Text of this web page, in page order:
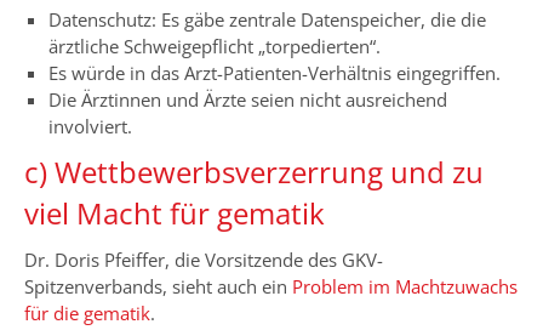
Datenschutz: Es gäbe zentrale Datenspeicher, die die
ärztliche Schweigepflicht „torpedierten“.
Es würde in das Arzt-Patienten-Verhältnis eingegriffen.
Die Ärztinnen und Ärzte seien nicht ausreichend
involviert.
c) Wettbewerbsverzerrung und zu
viel Macht für gematik
Dr. Doris Pfeiffer, die Vorsitzende des GKV-
Spitzenverbands, sieht auch ein Problem im Machtzuwachs
für die gematik.